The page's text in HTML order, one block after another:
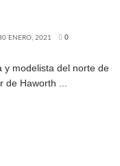
ENERO, 2021 0
y modelista del norte de
de Haworth ...